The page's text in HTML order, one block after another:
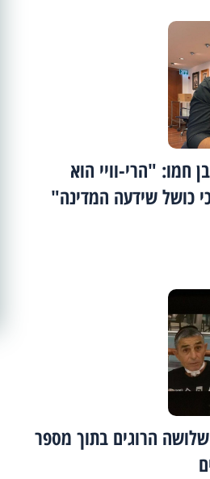
חמו: "הרי-וויי הוא
כושל שידעה המדינה"
הרוגים בתוך מספר